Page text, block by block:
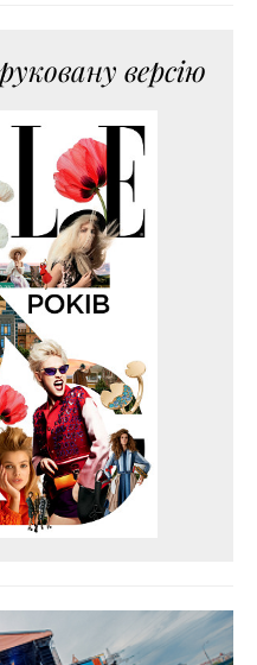
версію